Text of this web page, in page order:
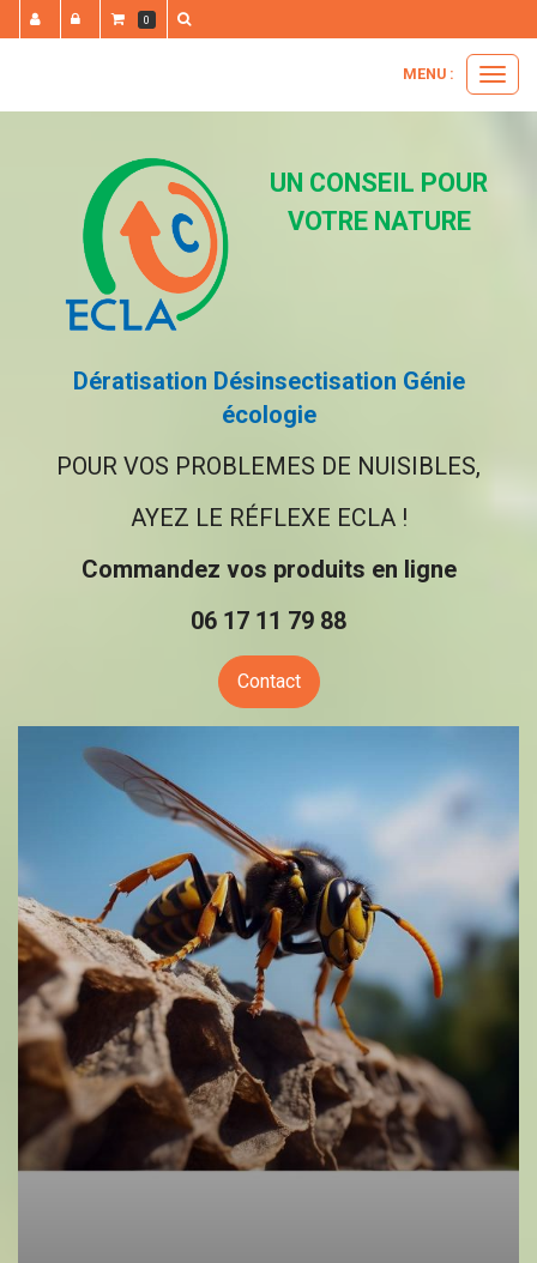
Ouvrir
le
MENU :
UN CONSEIL POUR
VOTRE NATURE
Dératisation Désinsectisation Génie
écologie
POUR VOS PROBLEMES DE NUISIBLES,
AYEZ LE RÉFLEXE ECLA !
Commandez vos produits en ligne
06 17 11 79 88
Contact
Précédent
0
Panneau de gestion des cookies